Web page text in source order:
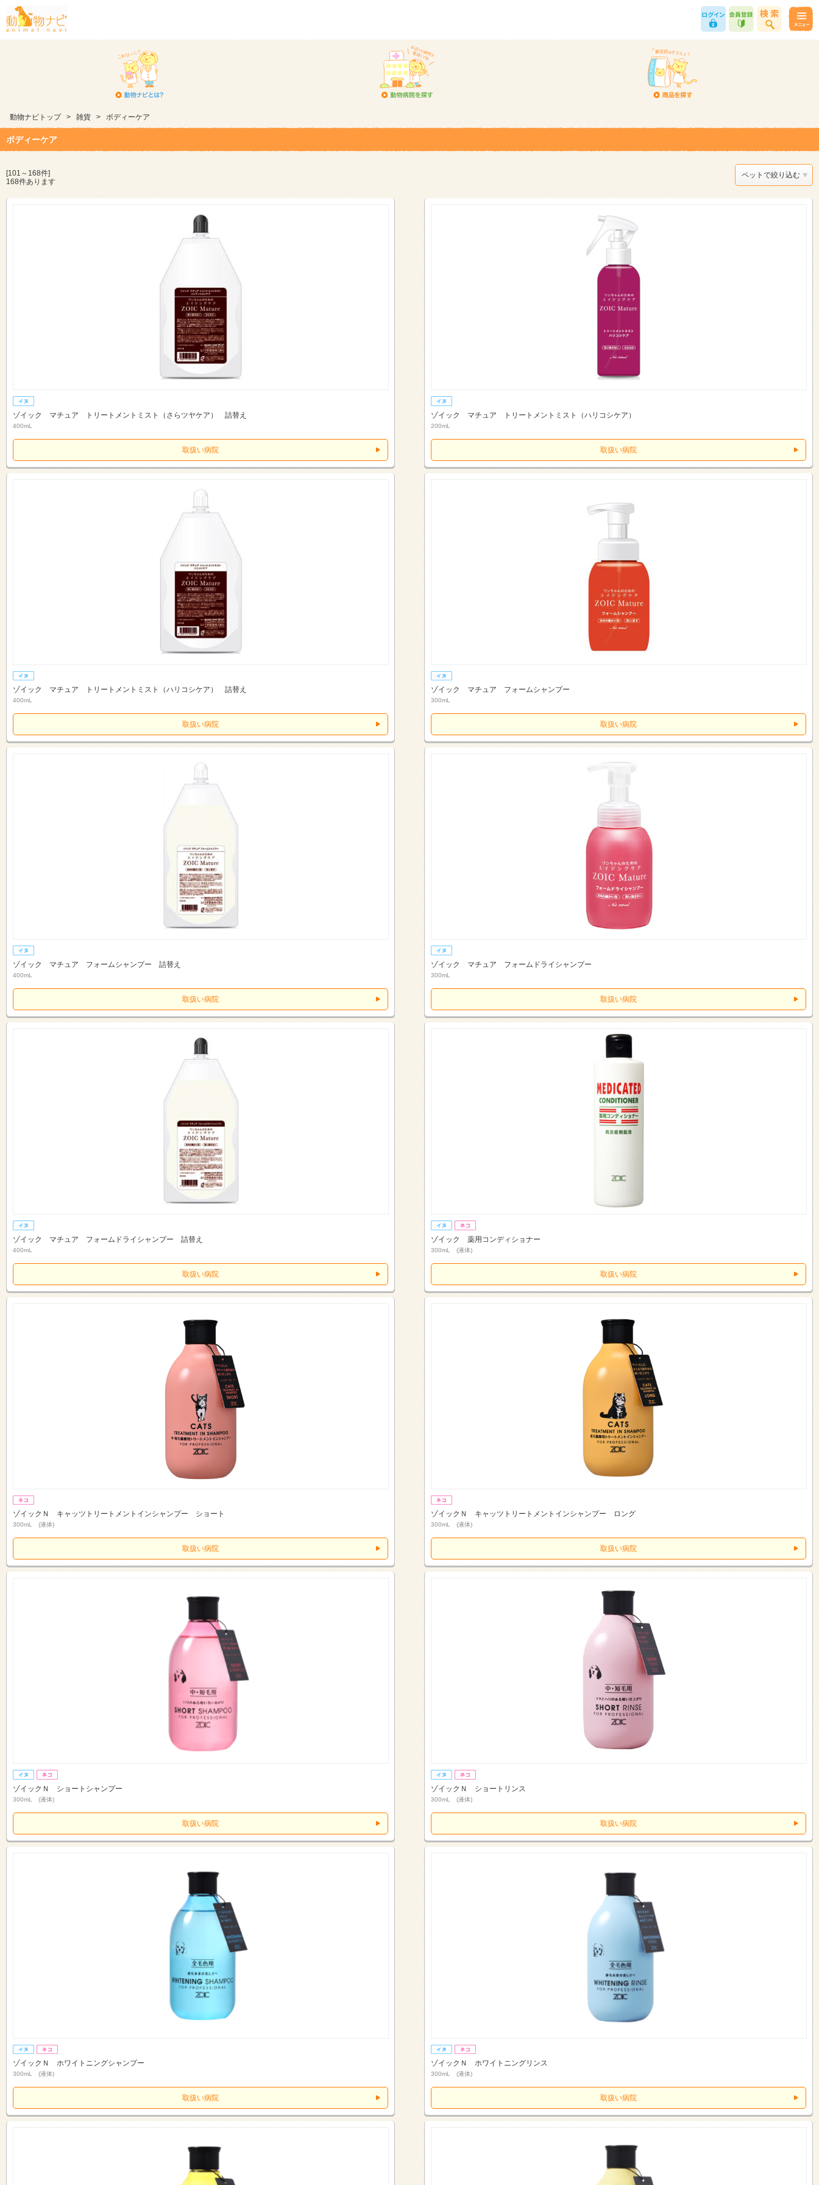
動物ナビトップ > 雑貨 > ボディーケア
ボディーケア
[101～168件]
168件あります
ペットで絞り込む
ゾイック マチュア トリートメントミスト（さらツヤケア） 詰替え
400mL
取扱い病院
ゾイック マチュア トリートメントミスト（ハリコシケア）
200mL
取扱い病院
ゾイック マチュア トリートメントミスト（ハリコシケア） 詰替え
400mL
取扱い病院
ゾイック マチュア フォームシャンプー
300mL
取扱い病院
ゾイック マチュア フォームシャンプー 詰替え
400mL
取扱い病院
ゾイック マチュア フォームドライシャンプー
300mL
取扱い病院
ゾイック マチュア フォームドライシャンプー 詰替え
400mL
取扱い病院
ゾイック 薬用コンディショナー
300mL (液体)
取扱い病院
ゾイックＮ キャッツトリートメントインシャンプー ショート
300mL (液体)
取扱い病院
ゾイックＮ キャッツトリートメントインシャンプー ロング
300mL (液体)
取扱い病院
ゾイックＮ ショートシャンプー
300mL (液体)
取扱い病院
ゾイックＮ ショートリンス
300mL (液体)
取扱い病院
ゾイックＮ ホワイトニングシャンプー
300mL (液体)
取扱い病院
ゾイックＮ ホワイトニングリンス
300mL (液体)
取扱い病院